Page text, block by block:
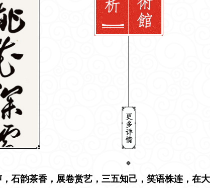
石韵茶香，展卷赏艺，三五知己，笑语株连，在